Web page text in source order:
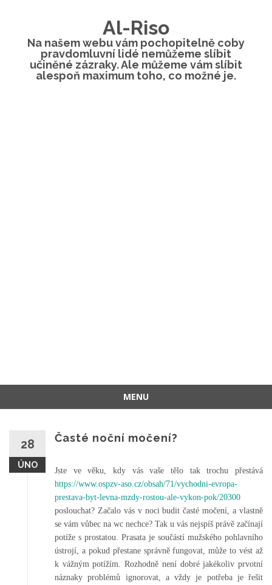
Al-Riso
Na našem webu vám pochopitelně coby
pravdomluvní lidé nemůžeme slíbit
učiněné zázraky. Ale můžeme vám slíbit
alespoň maximum toho, co možné je.
MENU
obsah28
ÚNO
Časté noční močení?
Jste ve věku, kdy vás vaše tělo tak trochu přestává
https://www.ospzv-aso.cz/obsah/71/vychodni-evropa-
prestava-byt-levna-mzdy-rostou-ale-vykon-pok/20300
poslouchat? Začalo vás v noci budit časté močení, a vlastně
se vám vůbec na wc nechce? Tak u vás nejspíš právě začínají
potíže s prostatou. Prasata je součástí mužského pohlavního
ústrojí, a pokud přestane správně fungovat, může to vést až
k vážným potížím. Rozhodně není dobré jakékoliv prvotní
náznaky problémů ignorovat, a vždy je potřeba je řešit